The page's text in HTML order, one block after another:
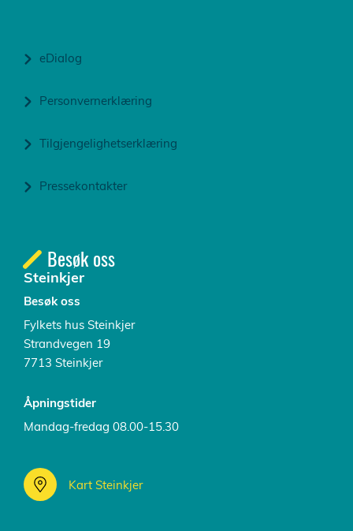
eDialog
Personvernerklæring
Tilgjengelighetserklæring
Pressekontakter
Besøk oss
Steinkjer
Besøk oss
Fylkets hus Steinkjer
Strandvegen 19
7713 Steinkjer
Åpningstider
Mandag-fredag 08.00-15.30
Kart Steinkjer